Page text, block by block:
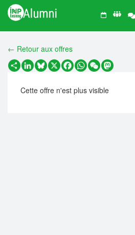
← Retour aux offres
PartagerLinkedIn
Bluesky
X Facebook
WhatsApp
WeChatMastodon
Cette offre n'est plus visible